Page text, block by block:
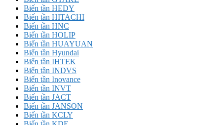
Biến tần HEDY
Biến tần HITACHI
Biến tần HNC
Biến tần HOLIP
Biến tần HUAYUAN
Biến tần Hyundai
Biến tần IHTEK
Biến tần INDVS
Biến tần Inovance
Biến tần INVT
Biến tần JACT
Biến tần JANSON
Biến tần KCLY